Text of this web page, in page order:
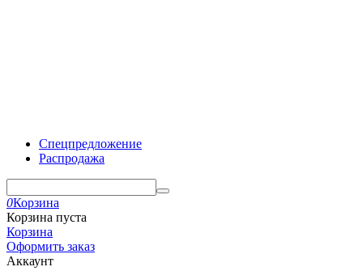
Спецпредложение
Распродажа
0Корзина
Корзина пуста
Корзина
Оформить заказ
Аккаунт